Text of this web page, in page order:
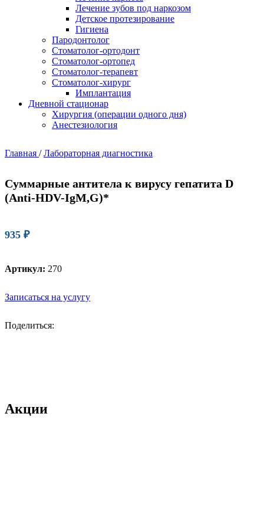
Лечение зубов под наркозом
Детское протезирование
Гигиена
Пародонтолог
Стоматолог-ортодонт
Стоматолог-ортопед
Стоматолог-терапевт
Стоматолог-хирург
Имплантация
Дневной стационар
Хирургия (операции одного дня)
Анестезиология
Главная / Лабораторная диагностика
Суммарные антитела к вирусу гепатита D
(Anti-НDV-IgM,G)*
935 ₽
Артикул: 270
Записаться на услугу
Поделиться:
Акции